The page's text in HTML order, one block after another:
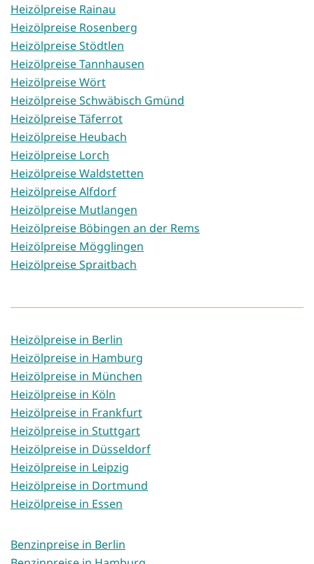
Heizölpreise Rainau
Heizölpreise Rosenberg
Heizölpreise Stödtlen
Heizölpreise Tannhausen
Heizölpreise Wört
Heizölpreise Schwäbisch Gmünd
Heizölpreise Täferrot
Heizölpreise Heubach
Heizölpreise Lorch
Heizölpreise Waldstetten
Heizölpreise Alfdorf
Heizölpreise Mutlangen
Heizölpreise Böbingen an der Rems
Heizölpreise Mögglingen
Heizölpreise Spraitbach
Heizölpreise in Berlin
Heizölpreise in Hamburg
Heizölpreise in München
Heizölpreise in Köln
Heizölpreise in Frankfurt
Heizölpreise in Stuttgart
Heizölpreise in Düsseldorf
Heizölpreise in Leipzig
Heizölpreise in Dortmund
Heizölpreise in Essen
Benzinpreise in Berlin